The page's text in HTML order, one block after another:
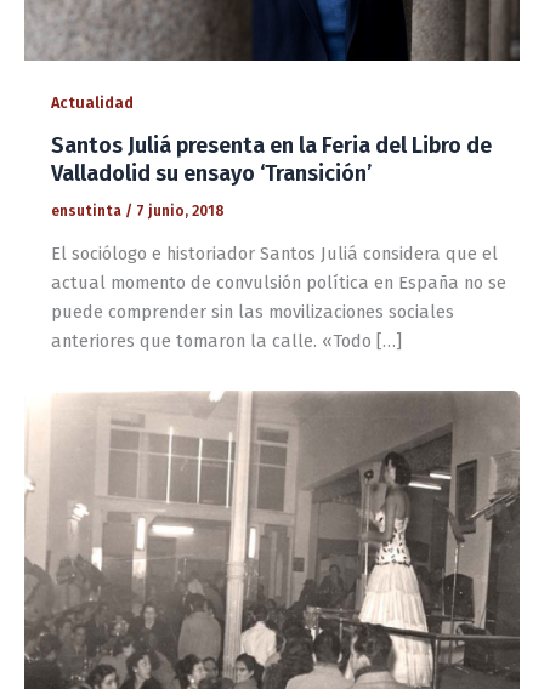
Actualidad
Santos Juliá presenta en la Feria del Libro de
Valladolid su ensayo ‘Transición’
ensutinta / 7 junio, 2018
El sociólogo e historiador Santos Juliá considera que el
actual momento de convulsión política en España no se
puede comprender sin las movilizaciones sociales
anteriores que tomaron la calle. «Todo […]